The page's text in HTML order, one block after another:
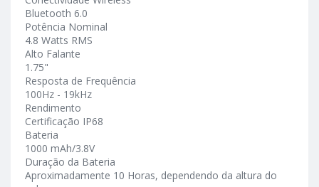
Bluetooth 6.0
Potência Nominal
4.8 Watts RMS
Alto Falante
1.75"
Resposta de Frequência
100Hz - 19kHz
Rendimento
Certificação IP68
Bateria
1000 mAh/3.8V
Duração da Bateria
Aproximadamente 10 Horas, dependendo da altura do